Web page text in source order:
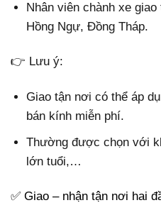
Nhân viên chành xe
Hồng Ngự, Đồng Tháp.
👉 Lưu ý:
Giao tận nơi có thể áp
bán kính miễn phí.
Thường được chọn với
lớn tuổi,…
✅ Giao – nhận tận nơi hai